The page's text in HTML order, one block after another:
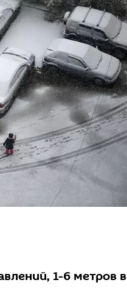
1-6 метров в